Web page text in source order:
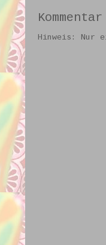
Hinweis: Nur